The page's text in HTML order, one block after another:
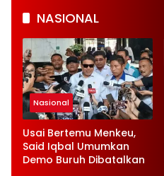
NASIONAL
Nasional
Usai Bertemu Menkeu,
Said Iqbal Umumkan
Demo Buruh Dibatalkan